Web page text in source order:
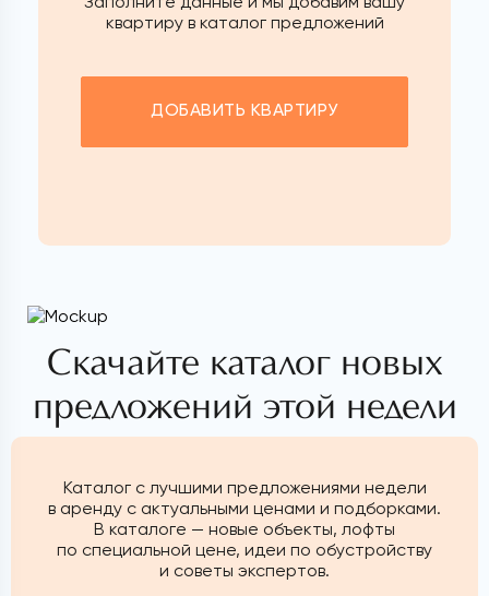
квартиру в каталог предложений
ДОБАВИТЬ КВАРТИРУ
Скачайте каталог новых
предложений этой недели
Каталог с лучшими предложениями недели
в аренду с актуальными ценами и подборками.
В каталоге — новые объекты, лофты
по специальной цене, идеи по обустройству
и советы экспертов.